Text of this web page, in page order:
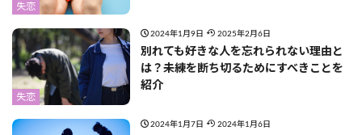
失恋
失恋
2024年1月9日 2025年2月6日
別れても好きな人を忘れられない理由と
は？未練を断ち切るためにすべきことを
紹介
2024年1月7日 2024年1月6日